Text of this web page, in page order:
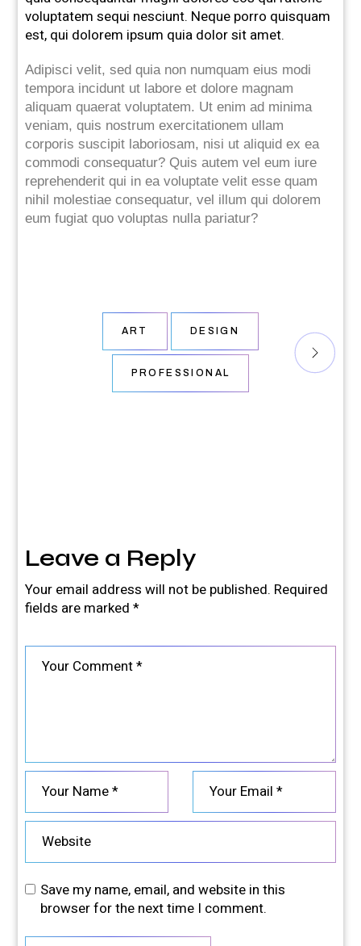
voluptatem sequi nesciunt. Neque porro quisquam
est, qui dolorem ipsum quia dolor sit amet.
Adipisci velit, sed quia non numquam eius modi
tempora incidunt ut labore et dolore magnam
aliquam quaerat voluptatem. Ut enim ad minima
veniam, quis nostrum exercitationem ullam
corporis suscipit laboriosam, nisi ut aliquid ex ea
commodi consequatur? Quis autem vel eum iure
reprehenderit qui in ea voluptate velit esse quam
nihil molestiae consequatur, vel illum qui dolorem
eum fugiat quo voluptas nulla pariatur?
ART DESIGN
PROFESSIONAL
Leave a Reply
Your email address will not be published. Required
fields are marked*
Save my name, email, and website in this
browser for the next time I comment.